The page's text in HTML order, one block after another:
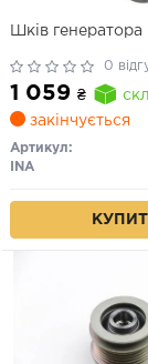
Шків генератора
0
1 059 ₴
закінчується
Артикул:
INA